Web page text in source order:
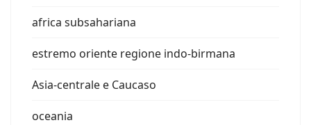
africa subsahariana
estremo oriente regione indo-birmana
Asia-centrale e Caucaso
oceania